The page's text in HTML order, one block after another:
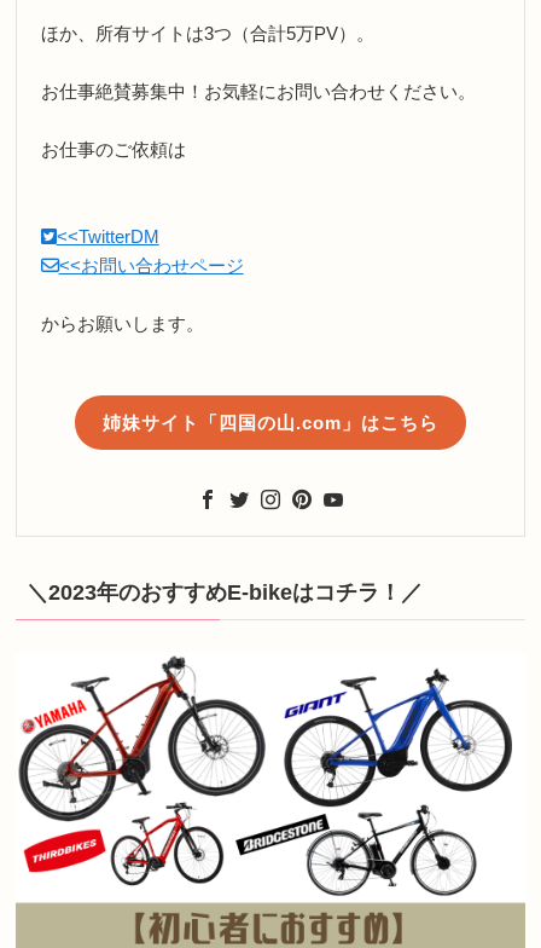
ほか、所有サイトは3つ（合計5万PV）。
お仕事絶賛募集中！お気軽にお問い合わせください。
お仕事のご依頼は
<<TwitterDM
<<お問い合わせページ
からお願いします。
姉妹サイト「四国の山.com」はこちら
＼2023年のおすすめE-bikeはコチラ！／